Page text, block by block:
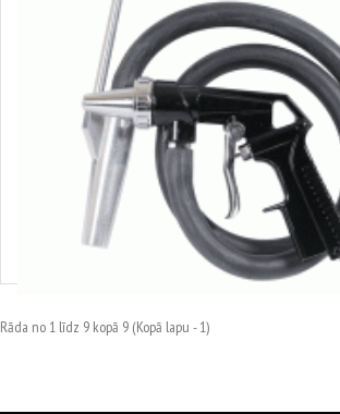
Smilšstrūklas pistole
23.72€
Rāda no 1 līdz 9 kopā 9 (Kopā lapu - 1)